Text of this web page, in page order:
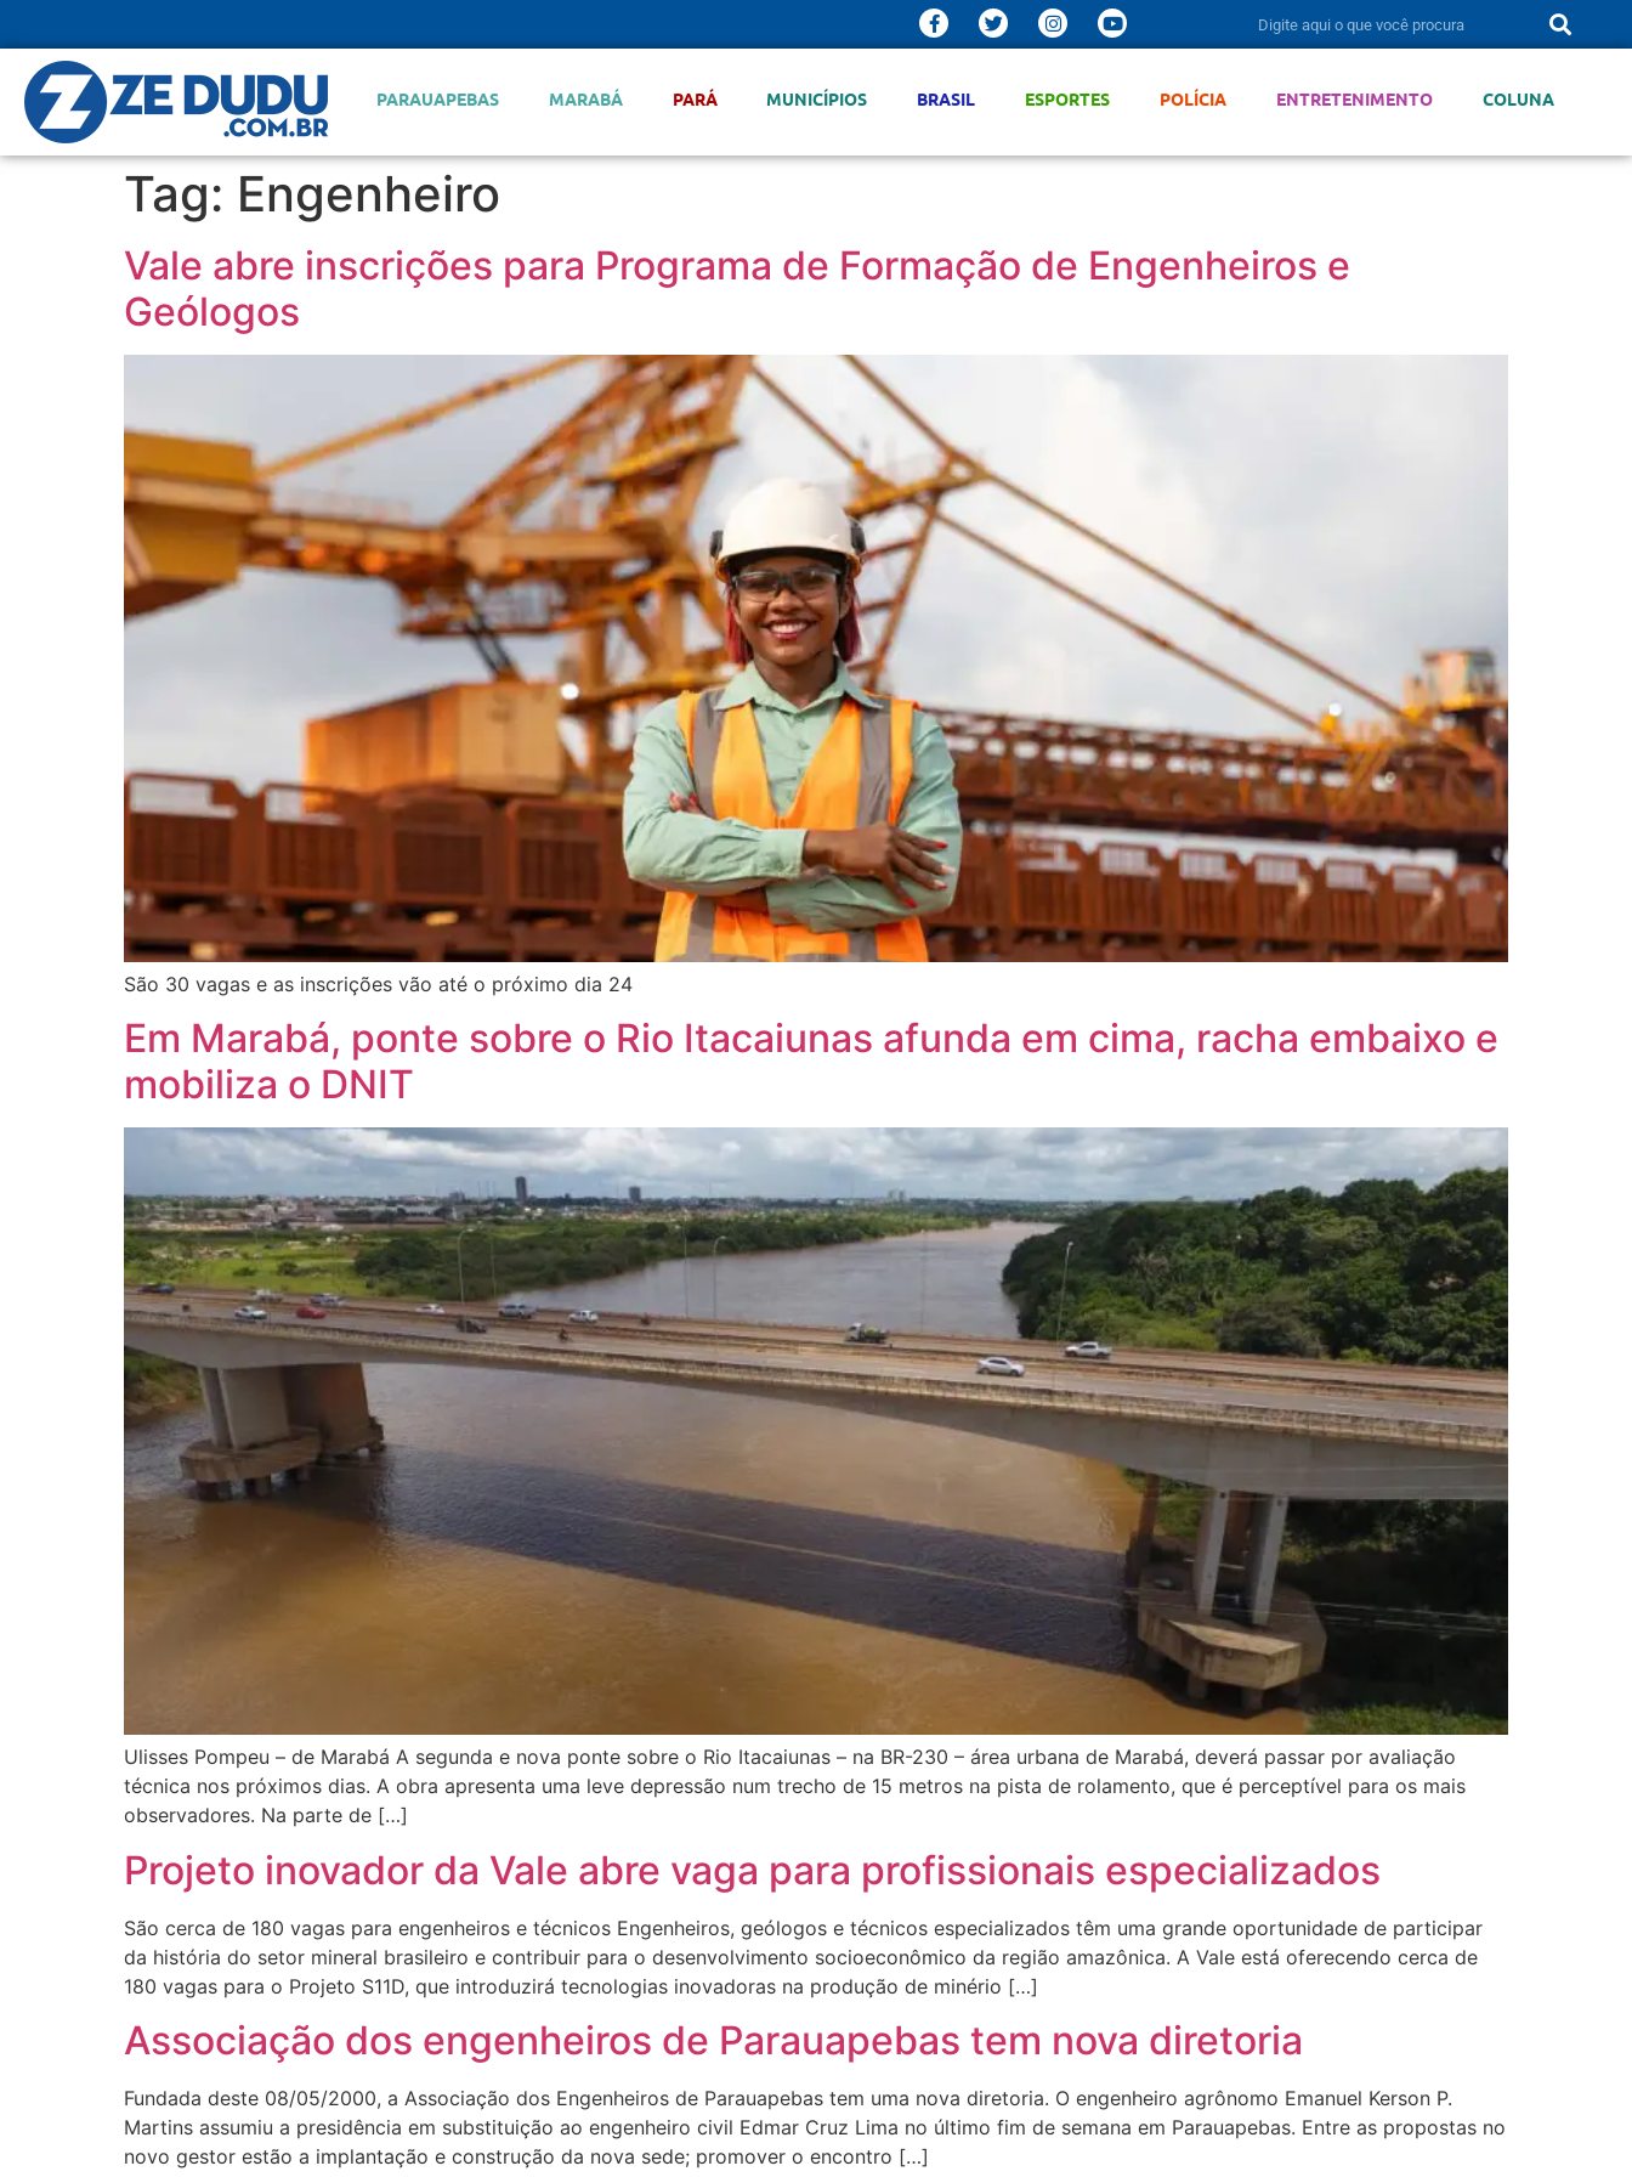
PARAUAPEBAS MARABÁ PARÁ MUNICÍPIOS BRASIL ESPORTES POLÍCIA ENTRETENIMENTO COLUNA
Tag: Engenheiro
Vale abre inscrições para Programa de Formação de Engenheiros e
Geólogos
São 30 vagas e as inscrições vão até o próximo dia 24
Em Marabá, ponte sobre o Rio Itacaiunas afunda em cima, racha embaixo e
mobiliza o DNIT
Ulisses Pompeu – de Marabá A segunda e nova ponte sobre o Rio Itacaiunas – na BR-230 – área urbana de Marabá, deverá passar por avaliação
técnica nos próximos dias. A obra apresenta uma leve depressão num trecho de 15 metros na pista de rolamento, que é perceptível para os mais
observadores. Na parte de […]
Projeto inovador da Vale abre vaga para profissionais especializados
São cerca de 180 vagas para engenheiros e técnicos Engenheiros, geólogos e técnicos especializados têm uma grande oportunidade de participar
da história do setor mineral brasileiro e contribuir para o desenvolvimento socioeconômico da região amazônica. A Vale está oferecendo cerca de
180 vagas para o Projeto S11D, que introduzirá tecnologias inovadoras na produção de minério […]
Associação dos engenheiros de Parauapebas tem nova diretoria
Fundada deste 08/05/2000, a Associação dos Engenheiros de Parauapebas tem uma nova diretoria. O engenheiro agrônomo Emanuel Kerson P.
Martins assumiu a presidência em substituição ao engenheiro civil Edmar Cruz Lima no último fim de semana em Parauapebas. Entre as propostas no
novo gestor estão a implantação e construção da nova sede; promover o encontro […]